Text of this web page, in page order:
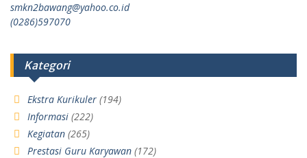
smkn2bawang@yahoo.co.id
(0286)597070
Kategori
Ekstra Kurikuler (194)
Informasi (222)
Kegiatan (265)
Prestasi Guru Karyawan (172)